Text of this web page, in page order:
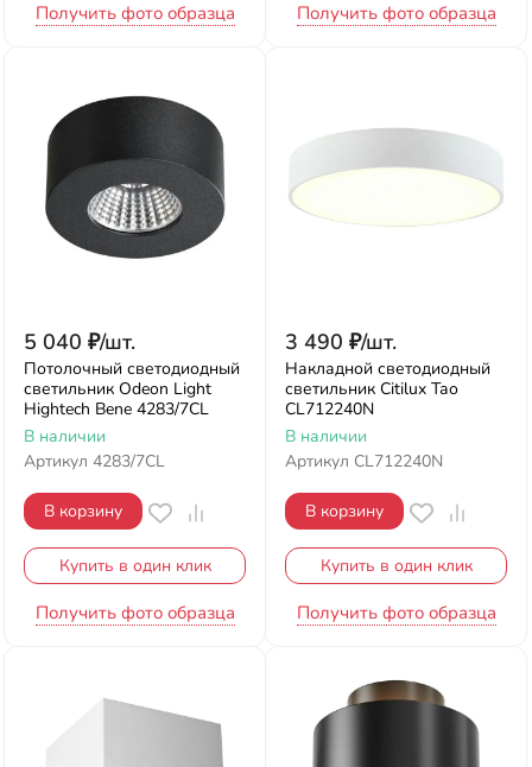
Получить фото образца Получить фото образца
5 040 ₽/шт.
Потолочный светодиодный
светильник Odeon Light
Hightech Bene 4283/7CL
В наличии
Артикул 4283/7CL
В корзину
Купить в один клик
Получить фото образца
3 490 ₽/шт.
Накладной светодиодный
светильник Citilux Тао
CL712240N
В наличии
Артикул CL712240N
В корзину
Купить в один клик
Получить фото образца